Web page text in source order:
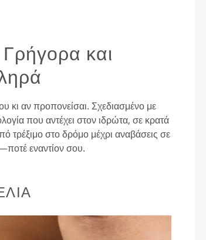
και
κι αν προπονείσαι. Σχεδιασμένο με
που αντέχει στον ιδρώτα, σε κρατά
τρέξιμο στο δρόμο μέχρι αναβάσεις σε
εναντίον σου.